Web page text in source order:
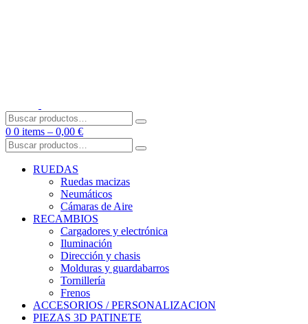
Buscar
por:
0 0 items – 0,00 €
Buscar
por:
RUEDAS
Ruedas macizas
Neumáticos
Cámaras de Aire
RECAMBIOS
Cargadores y electrónica
Iluminación
Dirección y chasis
Molduras y guardabarros
Tornillería
Frenos
ACCESORIOS / PERSONALIZACION
PIEZAS 3D PATINETE